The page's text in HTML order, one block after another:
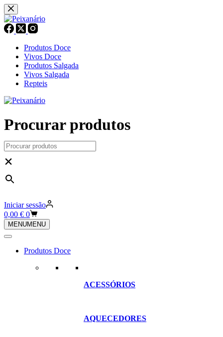
Pular
para
o
conteúdo
Produtos Doce
Vivos Doce
Produtos Salgada
Vivos Salgada
Repteis
Procurar produtos
×
Iniciar sessão
Carrinho
de
compras
0,00 € 0
MENUMENU
Produtos Doce
ACESSÓRIOS
AQUECEDORES